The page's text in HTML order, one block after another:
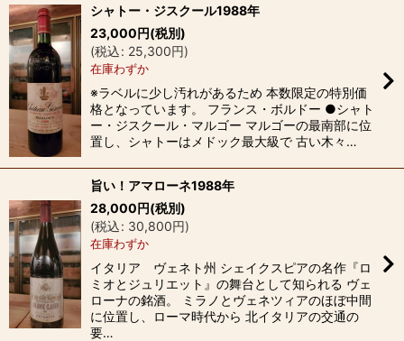
シャトー・ジスクール1988年
23,000円(税別)
(税込: 25,300円)
在庫わずか
※ラベルに少し汚れがあるため 本数限定の特別価
格となっています。 フランス・ボルドー ●シャト
ー・ジスクール・マルゴー マルゴーの最南部に位
置し、シャトーはメドック最大級で 古い木々…
旨い！アマローネ1988年
28,000円(税別)
(税込: 30,800円)
在庫わずか
イタリア ヴェネト州 シェイクスピアの名作『ロ
ミオとジュリエット』の舞台として知られる ヴェ
ローナの銘酒。 ミラノとヴェネツィアのほぼ中間
に位置し、ローマ時代から 北イタリアの交通の
要…